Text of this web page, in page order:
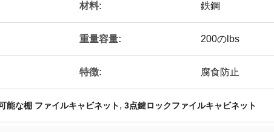
材料: 鉄鋼
重量容量: 200のlbs
特徴: 腐食防止
能な棚 ファイルキャビネット, 3点鍵ロックファイルキャビネット